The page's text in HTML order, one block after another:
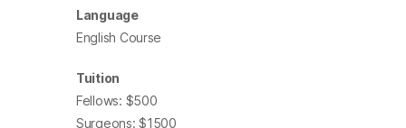
Language
English Course
Tuition
Fellows: $500
Surgeons: $1500